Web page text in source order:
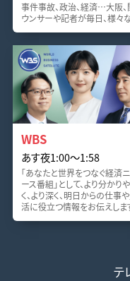
事件事故、政治、経済…大阪
ウンサーや記者が毎日、様々
WBS
あす夜1:00〜1:58
「あなたと世界をつなぐ経済ニ
ース番組」として、より分かり
く、より深く、明日からの仕事
活に役立つ情報をお伝えしま
テ